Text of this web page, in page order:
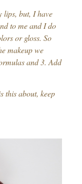
lips, but, I have
to me and I do
or gloss. So
makeup we
and 3. Add
this about, keep